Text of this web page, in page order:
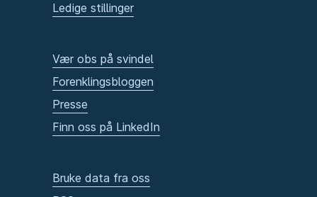
Ledige stillinger
Vær obs på svindel
Forenklingsbloggen
Presse
Finn oss på LinkedIn
Bruke data fra oss